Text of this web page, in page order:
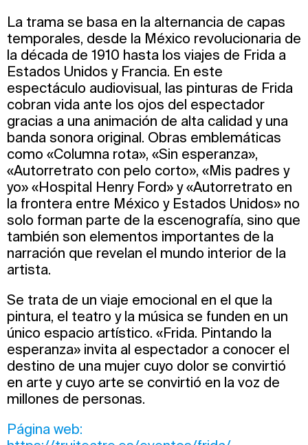
La trama se basa en la alternancia de capas
temporales, desde la México revolucionaria de
la década de 1910 hasta los viajes de Frida a
Estados Unidos y Francia. En este
espectáculo audiovisual, las pinturas de Frida
cobran vida ante los ojos del espectador
gracias a una animación de alta calidad y una
banda sonora original. Obras emblemáticas
como «Columna rota», «Sin esperanza»,
«Autorretrato con pelo corto», «Mis padres y
yo» «Hospital Henry Ford» y «Autorretrato en
la frontera entre México y Estados Unidos» no
solo forman parte de la escenografía, sino que
también son elementos importantes de la
narración que revelan el mundo interior de la
artista.
Se trata de un viaje emocional en el que la
pintura, el teatro y la música se funden en un
único espacio artístico. «Frida. Pintando la
esperanza» invita al espectador a conocer el
destino de una mujer cuyo dolor se convirtió
en arte y cuyo arte se convirtió en la voz de
millones de personas.
Página web: